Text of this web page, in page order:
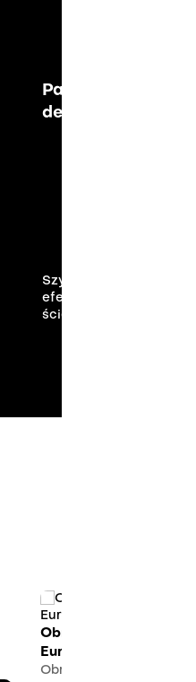
Panele
dekoracyjne
Szybki sposób na
efektowne wykończenie
ścian i mebli
Obrzeże naturalne Dąb
Europejski z fizeliną
Obrzeża